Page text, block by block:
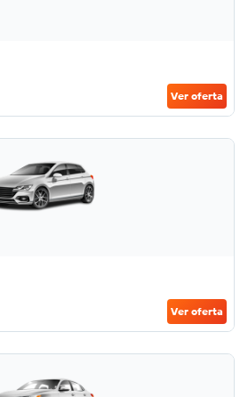
Ver oferta
Ver oferta